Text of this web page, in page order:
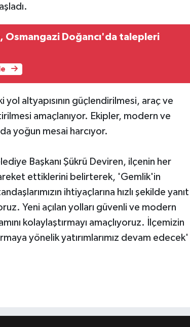
Osmangazi Doğancı'da talepleri
yol altyapısının güçlendirilmesi, araç ve
amaçlanıyor. Ekipler, modern ve
yoğun mesai harcıyor.
Başkanı Şükrü Deviren, ilçenin her
ettiklerini belirterek, 'Gemlik'in
ihtiyaçlarına hızlı şekilde yanıt
Yeni açılan yolları güvenli ve modern
kolaylaştırmayı amaçlıyoruz. İlçemizin
yönelik yatırımlarımız devam edecek'